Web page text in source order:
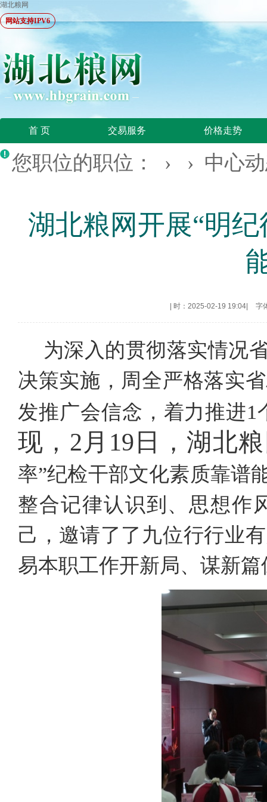
湖北粮网
网站支持IPV6
首 页 交易服务 价格走势
您职位的职位： › › 中心
湖北粮网开展“明
时：2025-02-19 19:04 字
为深入的贯彻落实情况
决策实施，周全严格落实
发推广会信念，着力推进1
现， 2月19日，湖北
率”纪检干部文化素质靠谱
整合记律认识到、思想作
己，邀请了了九位行行业
易本职工作开新局、谋新